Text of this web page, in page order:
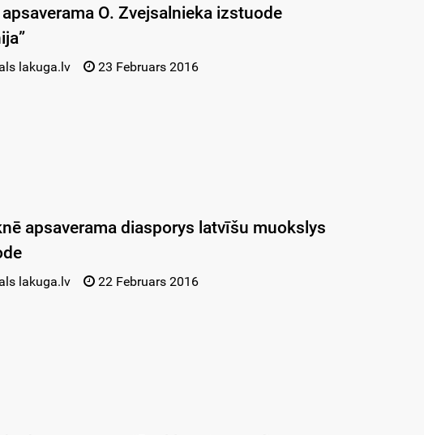
apsaverama O. Zvejsalnieka izstuode
lakuga.lv 23 Februars 2016
apsaverama diasporys latvīšu muokslys
lakuga.lv 22 Februars 2016